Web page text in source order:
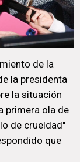
de la
la presidenta
la situación
primera ola de
de crueldad"
que